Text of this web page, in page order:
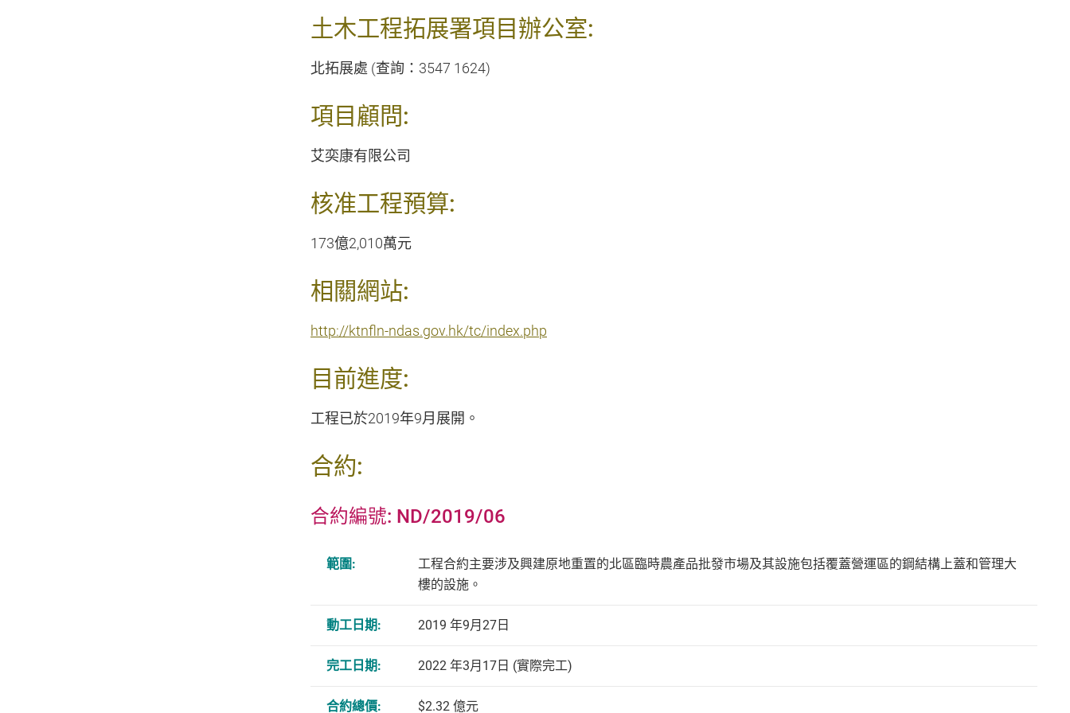
土木工程拓展署項目辦公室:
北拓展處 (查詢：3547 1624)
項目顧問:
艾奕康有限公司
核准工程預算:
173億2,010萬元
相關網站:
http://ktnfln-ndas.gov.hk/tc/index.php
目前進度:
工程已於2019年9月展開。
合約:
合約編號: ND/2019/06
範圍:
工程合約主要涉及興建原地重置的北區臨時農產品批發市場及其設施包括覆蓋營運區的鋼結構上蓋和管理大
樓的設施。
動工日期: 2019 年9月27日
完工日期: 2022 年3月17日 (實際完工)
合約總價: $2.32 億元